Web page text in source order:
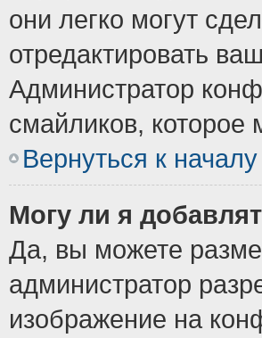
они легко могут
отредактировать
Администратор
смайликов, которое
Вернуться к началу
Могу ли я
Да, вы можете
администратор
изображение на